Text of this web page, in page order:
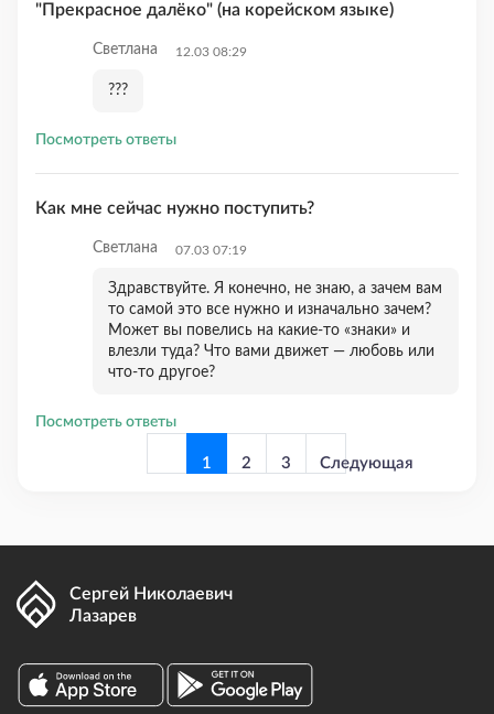
"Прекрасное далёко" (на корейском языке)
Светлана 12.03 08:29
???
Посмотреть ответы
Как мне сейчас нужно поступить?
Светлана 07.03 07:19
Здравствуйте. Я конечно, не знаю, а зачем вам
то самой это все нужно и изначально зачем?
Может вы повелись на какие-то «знаки» и
влезли туда? Что вами движет — любовь или
что-то другое?
Посмотреть ответы
страница
1 2 3 Следующая
Сергей Николаевич
Лазарев